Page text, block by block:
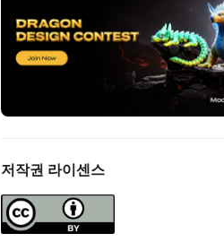
저작권 라이센스